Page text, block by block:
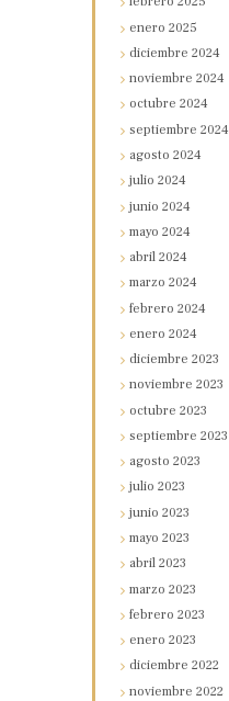
enero2025
diciembre2024
noviembre2024
octubre2024
septiembre2024
agosto2024
julio2024
junio2024
mayo2024
abril2024
marzo2024
febrero2024
enero2024
diciembre2023
noviembre2023
octubre2023
septiembre2023
agosto2023
julio2023
junio2023
mayo2023
abril2023
marzo2023
febrero2023
enero2023
diciembre2022
noviembre2022